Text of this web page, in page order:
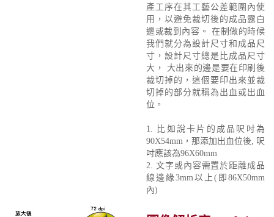
產工序在其工藝公差範圍內使
用，以避免裁切後的成品露白
邊或裁到內容。 在制做的時候
我們就分為設計尺寸和成品尺
寸，設計尺寸總是比成品尺寸
大， 大出來的邊是要在印刷後
裁切掉的，這個要印出來並裁
切掉的部分就稱為出血或出血
位。
1. 比如說卡片的成品呎吋為
90X54mm，那添加出血位後, 呎
吋應該為96X60mm
2. 文字或內容需置於距離成品
線邊緣3mm以上(即86X50mm
內)